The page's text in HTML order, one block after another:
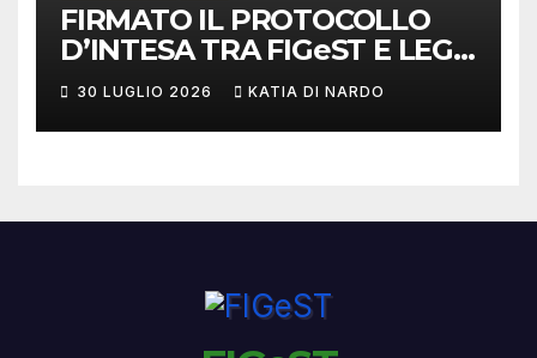
FIRMATO IL PROTOCOLLO
D’INTESA TRA FIGeST E LEGA
NAZIONALE DILETTANTI
30 LUGLIO 2026 KATIA DI NARDO